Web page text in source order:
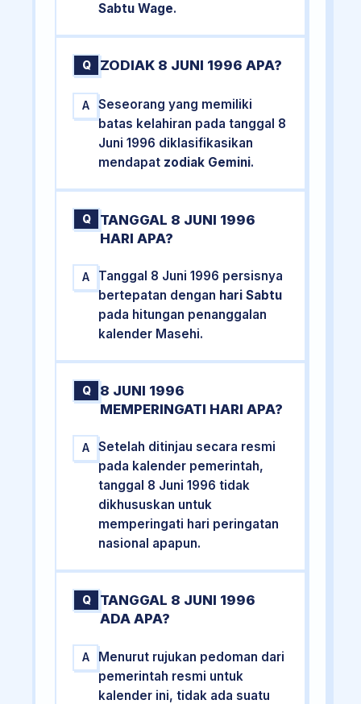
Sabtu Wage.
Q ZODIAK 8 JUNI 1996 APA?
A
Seseorang yang memiliki
batas kelahiran pada tanggal 8
Juni 1996 diklasifikasikan
mendapat zodiak Gemini.
Q
TANGGAL 8 JUNI 1996
HARI APA?
A
Tanggal 8 Juni 1996 persisnya
bertepatan dengan hari Sabtu
pada hitungan penanggalan
kalender Masehi.
Q
8 JUNI 1996
MEMPERINGATI HARI APA?
A
Setelah ditinjau secara resmi
pada kalender pemerintah,
tanggal 8 Juni 1996 tidak
dikhususkan untuk
memperingati hari peringatan
nasional apapun.
Q
TANGGAL 8 JUNI 1996
ADA APA?
A
Menurut rujukan pedoman dari
pemerintah resmi untuk
kalender ini, tidak ada suatu